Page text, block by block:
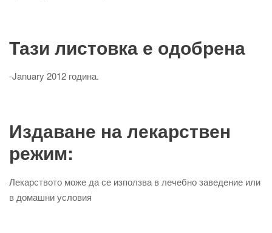
Тази листовка е одобрена
-January 2012 година.
Издаване на лекарствен
режим:
Лекарството може да се използва в лечебно заведение или
в домашни условия